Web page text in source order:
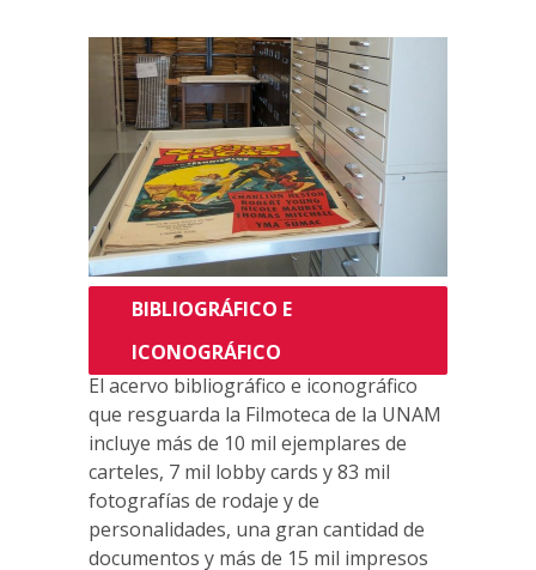
BIBLIOGRÁFICO E
ICONOGRÁFICO
El acervo bibliográfico e iconográfico
que resguarda la Filmoteca de la UNAM
incluye más de 10 mil ejemplares de
carteles, 7 mil lobby cards y 83 mil
fotografías de rodaje y de
personalidades, una gran cantidad de
documentos y más de 15 mil impresos